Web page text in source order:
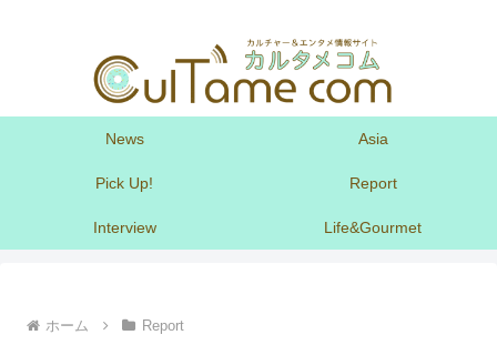
News Asia
Pick Up! Report
Interview Life&Gourmet
ホーム Report